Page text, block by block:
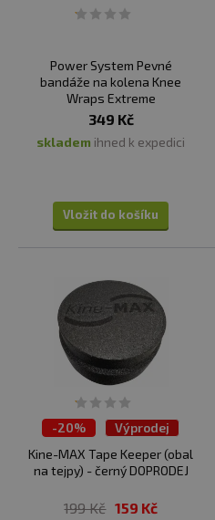
Power System Pevné
bandáže na kolena Knee
Wraps Extreme
349 Kč
skladem ihned k expedici
Vložit do košíku
-20%
Výprodej
Kine-MAX Tape Keeper (obal
na tejpy) - černý DOPRODEJ
199 Kč 159 Kč